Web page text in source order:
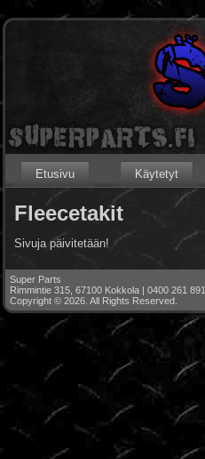
Etusivu Käytetyt
Fleecetakit
Sivuja päivitetään!
Super Parts
Rimmintie 315, 67100 Kokkola | 0400 261 891
Copyright © 2026. All Rights Reserved.